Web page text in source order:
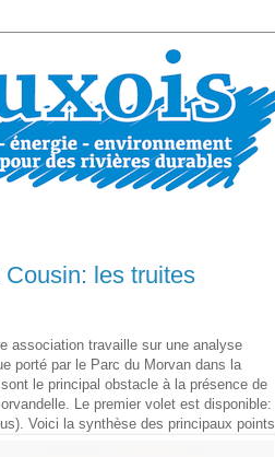
les truites
association travaille sur une analyse
porté par le Parc du Morvan dans la
le principal obstacle à la présence de
Le premier volet est disponible:
Voici la synthèse des principaux points.